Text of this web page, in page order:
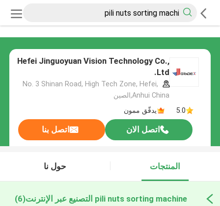
Hefei Jinguoyuan Vision Technology Co.,
Ltd.
No. 3 Shinan Road, High Tech Zone, Hefei,
Anhui China,الصين
5.0
يدقّق ممون
اتصل الان اتصل بنا
المنتجات حول نا
pili nuts sorting machine التصنيع عبر الإنترنت (6)